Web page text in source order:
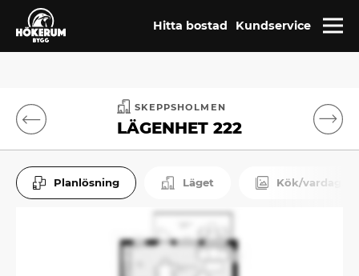
Hitta bostad Kundservice
SKEPPSHOLMEN
LÄGENHET 222
Planlösning Läget Kök/